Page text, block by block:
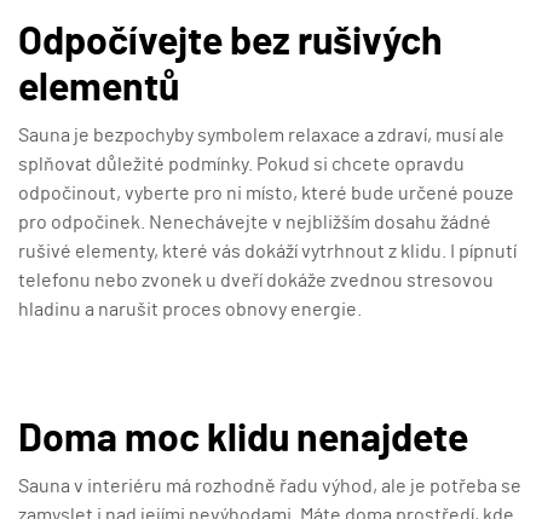
Odpočívejte bez rušivých
elementů
Sauna je bezpochyby symbolem relaxace a zdraví, musí ale
splňovat důležité podmínky. Pokud si chcete opravdu
odpočinout, vyberte pro ni místo, které bude určené pouze
pro odpočinek. Nenechávejte v nejbližším dosahu žádné
rušivé elementy, které vás dokáží vytrhnout z klidu. I pípnutí
telefonu nebo zvonek u dveří dokáže zvednou stresovou
hladinu a narušit proces obnovy energie.
Doma moc klidu nenajdete
Sauna v interiéru má rozhodně řadu výhod, ale je potřeba se
zamyslet i nad jejími nevýhodami. Máte doma prostředí, kde